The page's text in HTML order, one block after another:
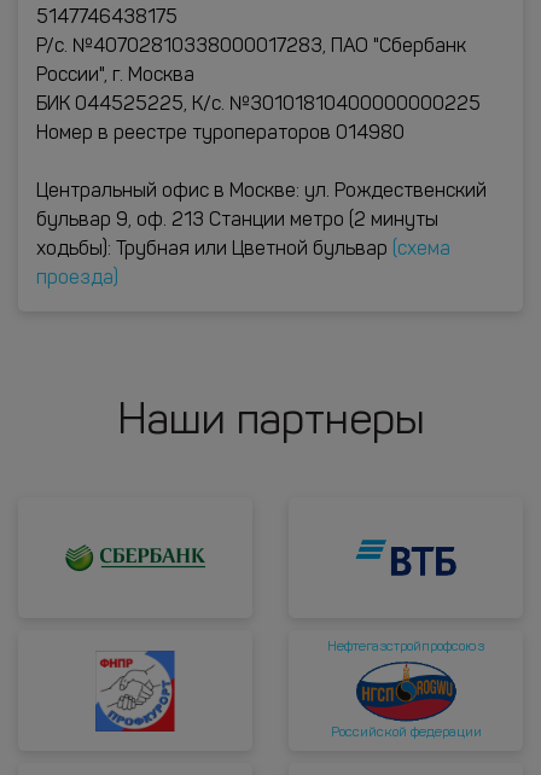
5147746438175
Р/с. №40702810338000017283, ПАО "Сбербанк
России", г. Москва
БИК 044525225, К/с. №30101810400000000225
Номер в реестре туроператоров 014980
Центральный офис в Москве: ул. Рождественский
бульвар 9, оф. 213 Станции метро (2 минуты
ходьбы): Трубная или Цветной бульвар
(схема
проезда)
Наши партнеры
Нефтегазстройпрофсоюз
Российской федерации